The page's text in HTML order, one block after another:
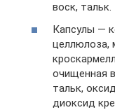
воск, тальк.
Капсулы —
целлюлоза,
очищенная
тальк,
диоксид